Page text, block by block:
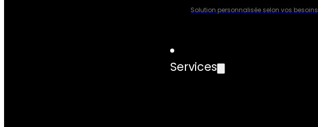
Solution personnalisée selon vos besoins
Services